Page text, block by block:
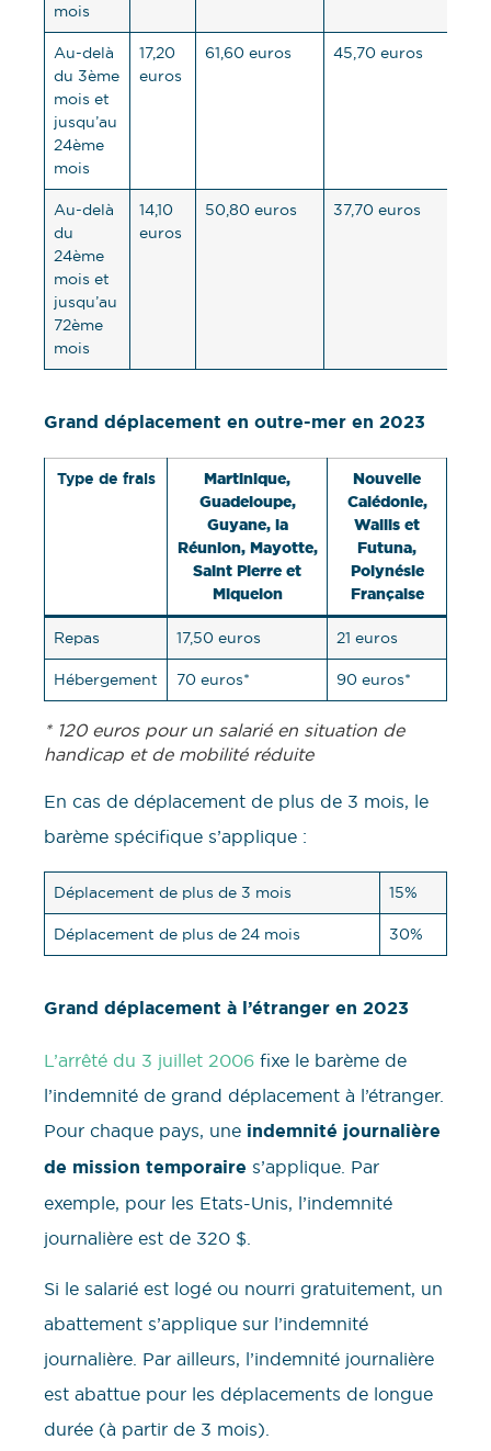
mois
Au-delà
du 3ème
mois et
jusqu’au
24ème
mois
17,20
euros
61,60 euros 45,70 euros
Au-delà
du
24ème
mois et
jusqu’au
72ème
mois
14,10
euros
50,80 euros 37,70 euros
Grand déplacement en outre-mer en 2023
Type de frais
Martinique,
Guadeloupe,
Guyane, la
Réunion, Mayotte,
Saint Pierre et
Miquelon
Nouvelle
Calédonie,
Wallis et
Futuna,
Polynésie
Française
Repas 17,50 euros 21 euros
Hébergement 70 euros* 90 euros*
* 120 euros pour un salarié en situation de
handicap et de mobilité réduite
En cas de déplacement de plus de 3 mois, le
barème spécifique s’applique :
Déplacement de plus de 3 mois 15%
Déplacement de plus de 24 mois 30%
Grand déplacement à l’étranger en 2023
L’arrêté du 3 juillet 2006 fixe le barème de
l’indemnité de grand déplacement à l’étranger.
Pour chaque pays, une indemnité journalière
de mission temporaire s’applique. Par
exemple, pour les Etats-Unis, l’indemnité
journalière est de 320 $.
Si le salarié est logé ou nourri gratuitement, un
abattement s’applique sur l’indemnité
journalière. Par ailleurs, l’indemnité journalière
est abattue pour les déplacements de longue
durée (à partir de 3 mois).